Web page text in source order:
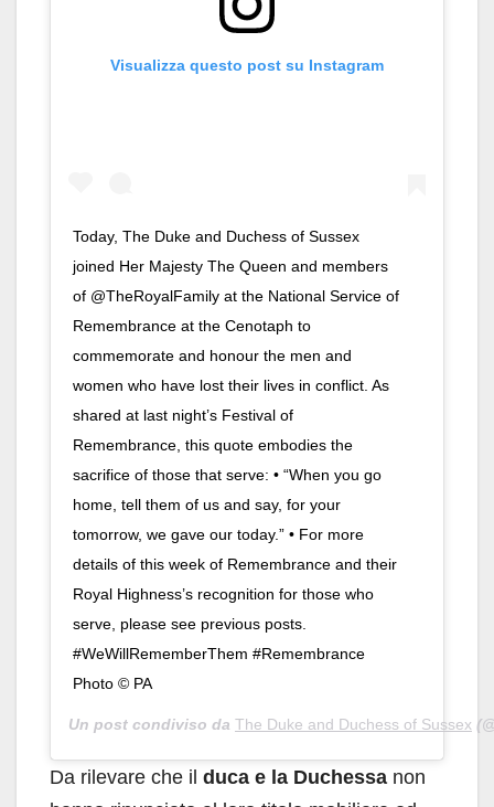
Visualizza questo post su Instagram
Today, The Duke and Duchess of Sussex
joined Her Majesty The Queen and members
of @TheRoyalFamily at the National Service of
Remembrance at the Cenotaph to
commemorate and honour the men and
women who have lost their lives in conflict. As
shared at last night’s Festival of
Remembrance, this quote embodies the
sacrifice of those that serve: • “When you go
home, tell them of us and say, for your
tomorrow, we gave our today.” • For more
details of this week of Remembrance and their
Royal Highness’s recognition for those who
serve, please see previous posts.
#WeWillRememberThem #Remembrance
Photo © PA
Un post condiviso da The Duke and Duchess of Sussex
Da rilevare che il duca e la Duchessa non